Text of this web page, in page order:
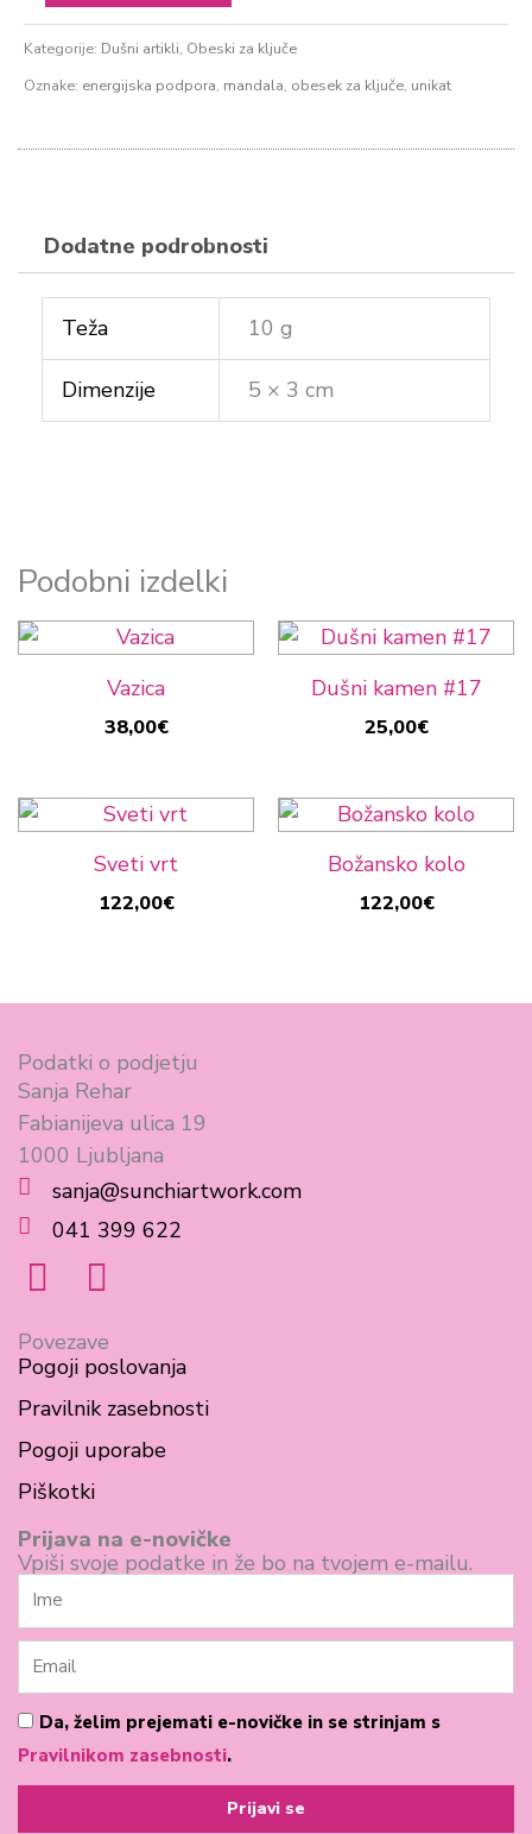
obesek
#8
količina
Kategorije: Dušni artikli, Obeski za ključe
Oznake: energijska podpora, mandala, obesek za ključe, unikat
Dodatne podrobnosti
Teža 10 g
Dimenzije 5 × 3 cm
Podobni izdelki
Vazica
38,00€
Dušni kamen #17
25,00€
Sveti vrt
122,00€
Božansko kolo
122,00€
Podatki o podjetju
Sanja Rehar
Fabianijeva ulica 19
1000 Ljubljana
sanja@sunchiartwork.com
041 399 622
F
c
e
b
o
o
k
-
s
q
u
a
r
I
s
t
a
g
r
a
m
Povezave
Pogoji poslovanja
Pravilnik zasebnosti
Pogoji uporabe
Piškotki
Prijava na e-novičke
Vpiši svoje podatke in že bo na tvojem e-mailu.
Ime
Email
Pogoji
poslovanja
Da, želim prejemati e-novičke in se strinjam s
Pravilnikom zasebnosti.
Prijavi se